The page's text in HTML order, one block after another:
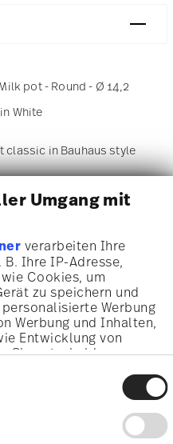
Umgang mit
verarbeiten Ihre
Ihre IP-Adresse,
Cookies, um
zu speichern und
Werbung
Werbung und Inhalten,
Entwicklung von
Sie entscheiden
jederzeit über die
Klicken auf das
oder widerrufen
pot - Round - Ø 14,2
White
classic in Bauhaus style
Georges